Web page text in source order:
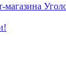
магазина